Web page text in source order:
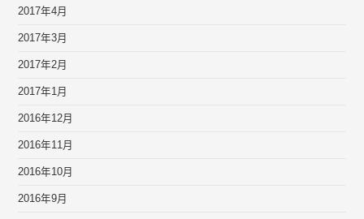
2017年4月
2017年3月
2017年2月
2017年1月
2016年12月
2016年11月
2016年10月
2016年9月